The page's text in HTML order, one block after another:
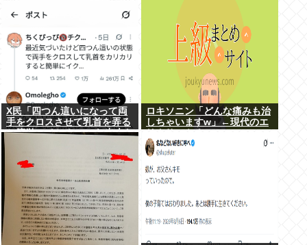
X民「四つん這いになって両
手をクロスさせて乳首を弄る
と簡単にイケる」 これ出来な
ロキソニン「どんな痛みも治
しちゃいますw」←現代のエ